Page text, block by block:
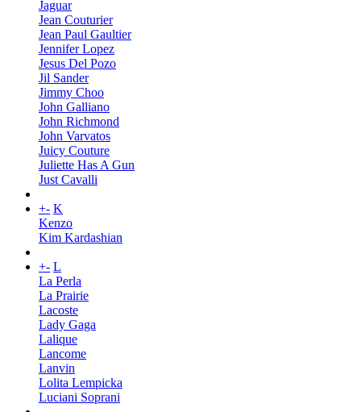
Jaguar
Jean Couturier
Jean Paul Gaultier
Jennifer Lopez
Jesus Del Pozo
Jil Sander
Jimmy Choo
John Galliano
John Richmond
John Varvatos
Juicy Couture
Juliette Has A Gun
Just Cavalli
+- K
Kenzo
Kim Kardashian
+- L
La Perla
La Prairie
Lacoste
Lady Gaga
Lalique
Lancome
Lanvin
Lolita Lempicka
Luciani Soprani